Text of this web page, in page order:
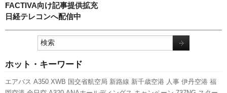
FACTIVA向け記事提供拡充
日経テレコンへ配信中
ホット・キーワード
エアバス A350 XWB 国交省航空局 新路線 新千歳空港 人事 伊丹空港 福